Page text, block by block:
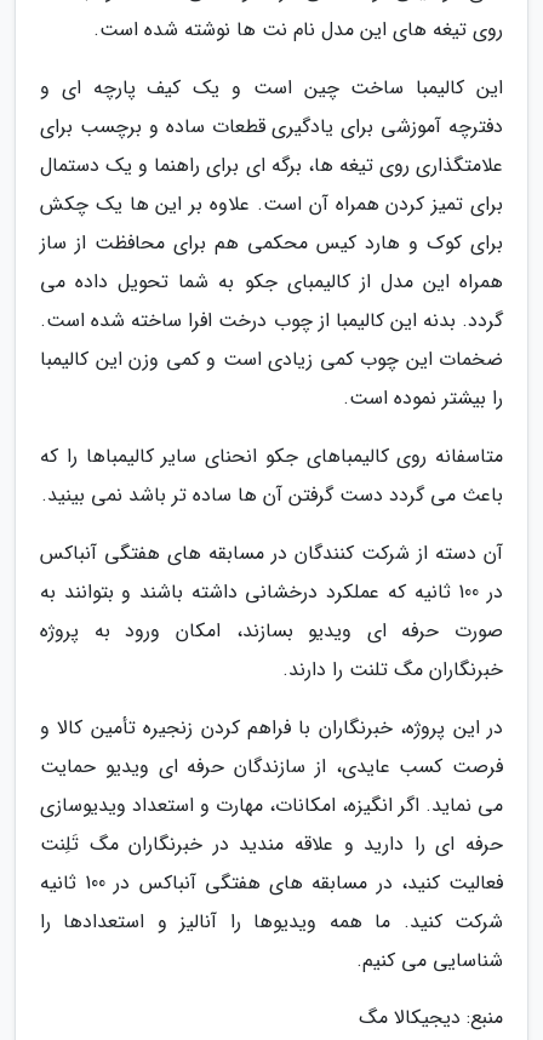
روی تیغه های این مدل نام نت ها نوشته شده است.
این کالیمبا ساخت چین است و یک کیف پارچه ای و
دفترچه آموزشی برای یادگیری قطعات ساده و برچسب برای
علامتگذاری روی تیغه ها، برگه ای برای راهنما و یک دستمال
برای تمیز کردن همراه آن است. علاوه بر این ها یک چکش
برای کوک و هارد کیس محکمی هم برای محافظت از ساز
همراه این مدل از کالیمبای جکو به شما تحویل داده می
گردد. بدنه این کالیمبا از چوب درخت افرا ساخته شده است.
ضخمات این چوب کمی زیادی است و کمی وزن این کالیمبا
را بیشتر نموده است.
متاسفانه روی کالیمباهای جکو انحنای سایر کالیمباها را که
باعث می گردد دست گرفتن آن ها ساده تر باشد نمی بینید.
آن دسته از شرکت کنندگان در مسابقه های هفتگی آنباکس
در 100 ثانیه که عملکرد درخشانی داشته باشند و بتوانند به
صورت حرفه ای ویدیو بسازند، امکان ورود به پروژه
خبرنگاران مگ تلنت را دارند.
در این پروژه، خبرنگاران با فراهم کردن زنجیره تأمین کالا و
فرصت کسب عایدی، از سازندگان حرفه ای ویدیو حمایت
می نماید. اگر انگیزه، امکانات، مهارت و استعداد ویدیوسازی
حرفه ای را دارید و علاقه مندید در خبرنگاران مگ تَلِنت
فعالیت کنید، در مسابقه های هفتگی آنباکس در 100 ثانیه
شرکت کنید. ما همه ویدیوها را آنالیز و استعدادها را
شناسایی می کنیم.
منبع: دیجیکالا مگ